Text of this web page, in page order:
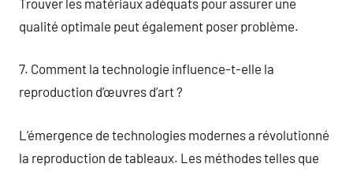
qualité optimale peut également poser problème.
7. Comment la technologie influence-t-elle la
reproduction d’œuvres d’art ?
L’émergence de technologies modernes a révolutionné
la reproduction de tableaux. Les méthodes telles que